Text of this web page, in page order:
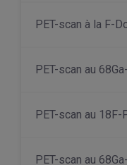
PET-scan à la F-
PET-scan au
PET-scan au 18F-
PET-scan au